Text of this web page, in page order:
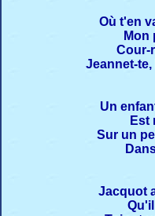
Où t'en
Mon
Cour-
Jeannet-
Un
Est
Sur un
Jacquot